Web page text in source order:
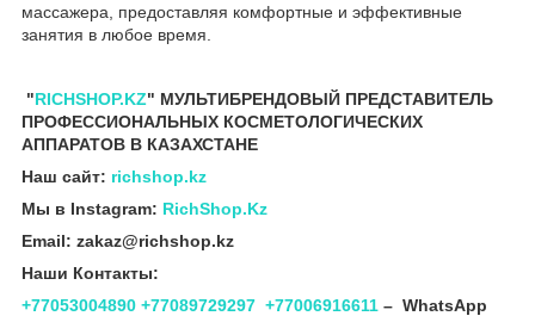
массажера, предоставляя комфортные и эффективные
занятия в любое время.
"RICHSHOP.KZ" МУЛЬТИБРЕНДОВЫЙ ПРЕДСТАВИТЕЛЬ
ПРОФЕССИОНАЛЬНЫХ КОСМЕТОЛОГИЧЕСКИХ
АППАРАТОВ В КАЗАХСТАНЕ
Наш сайт: richshop.kz
Мы в Instagram: RichShop.Kz
Email: zakaz@richshop.kz
Наши Контакты:
+77053004890 +77089729297 +77006916611 – WhatsApp